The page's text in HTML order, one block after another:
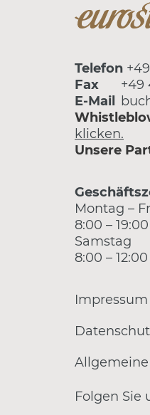
Telefon
Fax
+49
E-Mail
klicken.
Unsere
Montag –
8:00 –
Samstag
8:00 –
Impressum
Folgen Sie